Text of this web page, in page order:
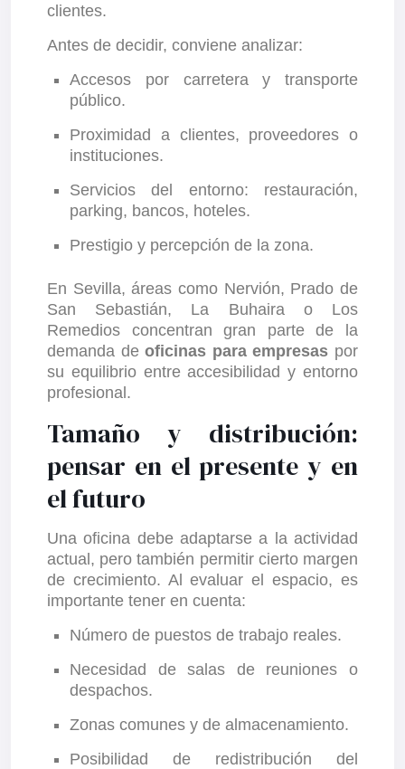
clientes.
Antes de decidir, conviene analizar:
Accesos por carretera y transporte
público.
Proximidad a clientes, proveedores o
instituciones.
Servicios del entorno: restauración,
parking, bancos, hoteles.
Prestigio y percepción de la zona.
En Sevilla, áreas como Nervión, Prado de
San Sebastián, La Buhaira o Los
Remedios concentran gran parte de la
demanda deoficinas para empresas por
su equilibrio entre accesibilidad y entorno
profesional.
Tamaño y distribución:
pensar en el presente y en
el futuro
Una oficina debe adaptarse a la actividad
actual, pero también permitir cierto margen
de crecimiento. Al evaluar el espacio, es
importante tener en cuenta:
Número de puestos de trabajo reales.
Necesidad de salas de reuniones o
despachos.
Zonas comunes y de almacenamiento.
Posibilidad de redistribución del